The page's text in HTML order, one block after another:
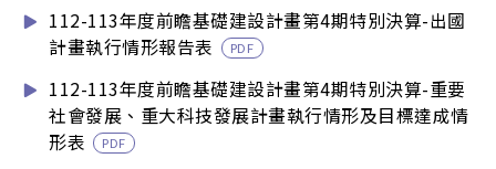
112-113年度前瞻基礎建設計畫第4期特別決算-出國
計畫執行情形報告表
PDF
112-113年度前瞻基礎建設計畫第4期特別決算-重要
社會發展、重大科技發展計畫執行情形及目標達成情
形表
PDF